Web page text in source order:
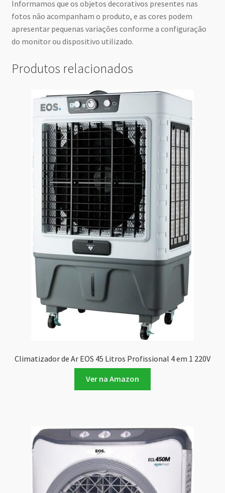
Informamos que os objetos decorativos presentes nas
fotos não acompanham o produto, e as cores podem
apresentar pequenas variações conforme a configuração
do monitor ou dispositivo utilizado.
Produtos relacionados
Climatizador de Ar EOS 45 Litros Profissional 4 em 1 220V
Ver na Amazon